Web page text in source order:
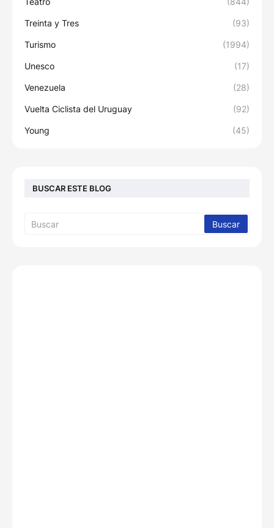
Treinta y Tres (93)
Turismo (1994)
Unesco (17)
Venezuela (28)
Vuelta Ciclista del Uruguay (92)
Young (45)
BUSCAR ESTE BLOG